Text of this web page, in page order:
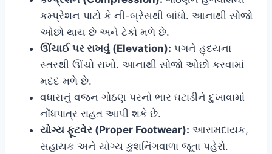
કમ્પ્રેશન પાટો કે ની-બ્રેસથી બાંધો. આનાથી સોજો
ઓછો થાય છે અને ટેકો મળે છે.
ઊંચાઈ પર રાખવું (Elevation): પગને હૃદયના
સ્તરથી ઊંચો રાખો. આનાથી સોજો ઓછો કરવામાં
મદદ મળે છે.
વધારાનું વજન ગોઠણ પરનો ભાર ઘટાડીને દુખાવામાં
નોંધપાત્ર રાહત આપી શકે છે.
યોગ્ય ફૂટવેર (Proper Footwear): આરામદાયક,
સહાયક અને યોગ્ય કુશનિંગવાળા જૂતા પહેરો.